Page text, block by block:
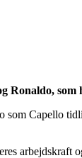
Ronaldo,
Capello
arbejdskraft